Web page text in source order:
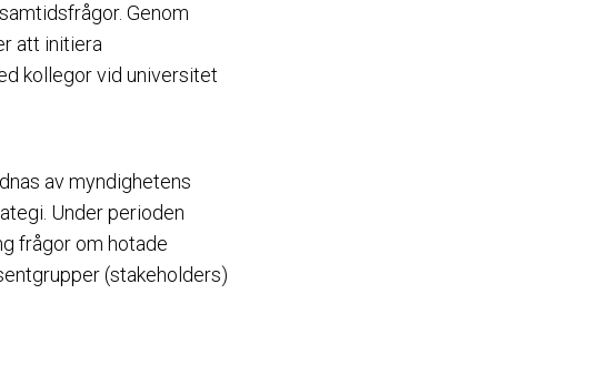
Genom
att initiera
kollegor vid universitet
av myndighetens
Under perioden
frågor om hotade
(stakeholders)